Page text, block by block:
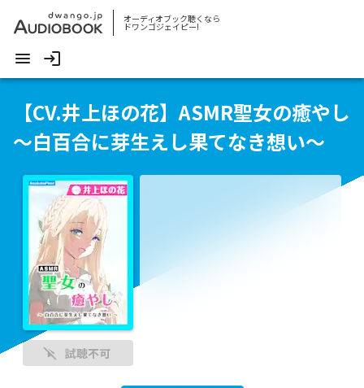
オーディオブック聴くなら
ドワンゴジェイピー!
【CV.井上ほの花】ASMR聖女の癒やし
～白百合に芽生えし果てなき想い～
試聴不可